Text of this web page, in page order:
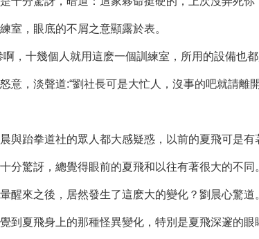
室，眼底的不屑之意顯露於表。
，十幾個人就用這麽一個訓練室，所用的設備也
意，淡聲道:“劉社長可是大忙人，沒事的吧就請離
與跆拳道社的眾人都大感疑惑，以前的夏飛可是
分驚訝，總覺得眼前的夏飛和以往有著很大的不同
醒來之後，居然發生了這麽大的變化？劉晨心驚道
到夏飛身上的那種怪異變化，特別是夏飛深邃的眼